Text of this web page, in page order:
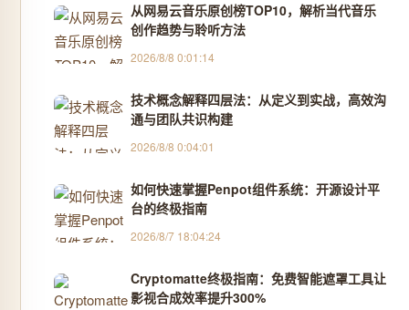
从网易云音乐原创榜TOP10，解析当代音乐
创作趋势与聆听方法
2026/8/8 0:01:14
技术概念解释四层法：从定义到实战，高效沟
通与团队共识构建
2026/8/8 0:04:01
如何快速掌握Penpot组件系统：开源设计平
台的终极指南
2026/8/7 18:04:24
Cryptomatte终极指南：免费智能遮罩工具让
影视合成效率提升300%